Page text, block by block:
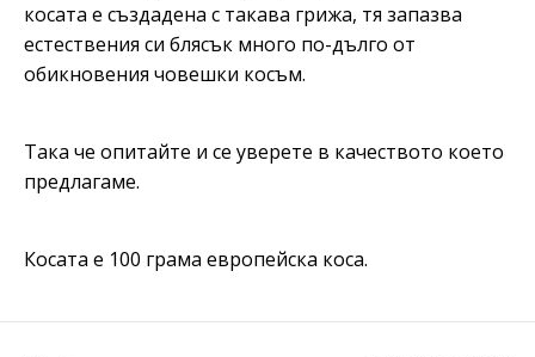
косата е създадена с такава грижа, тя запазва
естествения си блясък много по-дълго от
обикновения човешки косъм.
Така че опитайте и се уверете в качеството което
предлагаме.
Косата e 100 грама европейска коса.